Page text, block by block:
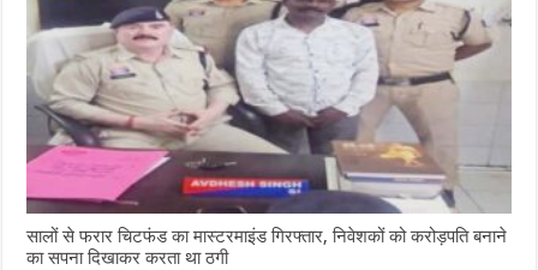
सालों से फरार चिटफंड का मास्टरमाइंड गिरफ्तार, निवेशकों को करोड़पति बनाने
का सपना दिखाकर करता था ठगी